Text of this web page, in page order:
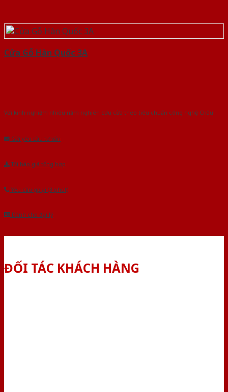
Cửa Gỗ Hàn Quốc 3A
Với kinh nghiệm nhiêu năm nghiên cứu cửa theo tiêu chuẩn công nghệ Châu
Gửi yêu cầu tư vấn
Tải báo giá tổng hợp
Yêu cầu gọi lại (3 phút)
Dành cho đại lý
ĐỐI TÁC KHÁCH HÀNG